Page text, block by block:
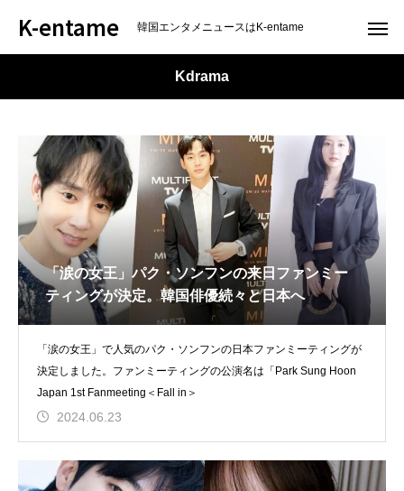
K-entame 韓国エンタメニュースはK-entame
Kdrama
「涙の女王」パク・ソンフンの来日ファンミー
ティングが決定。韓国俳優続々と日本へ
「涙の女王」で人気のパク・ソンフンの日本ファンミーティングが
決定しました。ファンミーティングの公演名は「Park Sung Hoon
Japan 1st Fanmeeting＜Fall in＞
2024.06.23